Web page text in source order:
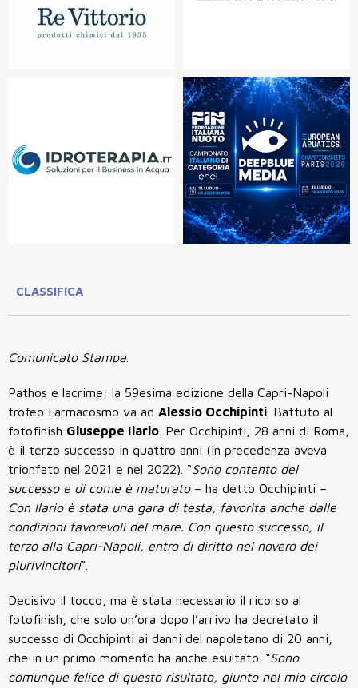
CLASSIFICA
Comunicato Stampa
Pathos e lacrime: la 59esima edizione della Capri-Napoli
trofeo Farmacosmo va ad Alessio Occhipinti . Battuto al
fotofinish Giuseppe Ilario . Per Occhipinti, 28 anni di Roma,
è il terzo successo in quattro anni (in precedenza aveva
trionfato nel 2021 e nel 2022). “Sono contento del
successo e di come è maturato – ha detto Occhipinti –
Con Ilario è stata una gara di testa, favorita anche dalle
condizioni favorevoli del mare. Con questo successo, il
terzo alla Capri-Napoli, entro di diritto nel novero dei
plurivincitori”.
Decisivo il tocco, ma è stata necessario il ricorso al
fotofinish, che solo un’ora dopo l’arrivo ha decretato il
successo di Occhipinti ai danni del napoletano di 20 anni,
che in un primo momento ha anche esultato. “Sono
comunque felice di questo risultato, giunto nel mio circolo